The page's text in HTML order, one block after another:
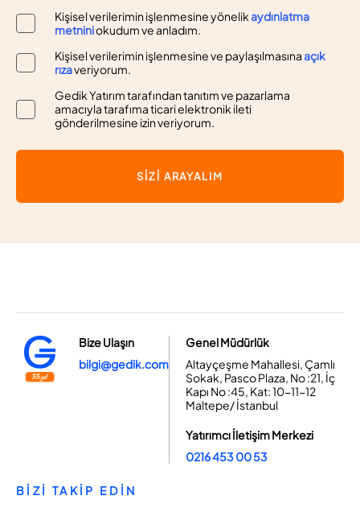
Kişisel verilerimin işlenmesine yönelikaydınlatma
metniniokudum ve anladım.
Kişisel verilerimin işlenmesine ve paylaşılmasınaaçık
rızaveriyorum.
Gedik Yatırım tarafından tanıtım ve pazarlama
amacıyla tarafıma ticari elektronik ileti
gönderilmesine izin veriyorum.
SİZİ ARAYALIM
Bize Ulaşın
bilgi@gedik.com
Genel Müdürlük
Altayçeşme Mahallesi, Çamlı
Sokak, Pasco Plaza, No :21, İç
Kapı No :45, Kat: 10-11-12
Maltepe/ İstanbul
Yatırımcı İletişim Merkezi
0216 453 00 53
BİZİ TAKİP EDİN